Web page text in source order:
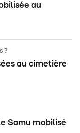
au
?
au cimetière
Samu mobilisé